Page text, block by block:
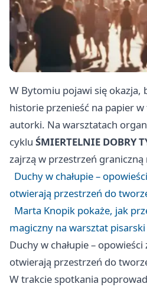
W Bytomiu pojawi się okazja,
historie przenieść na papier
autorki. Na warsztatach
cyklu ŚMIERTELNIE DOBRY
zajrzą w przestrzeń
Duchy w chałupie –
otwierają przestrzeń do
Marta Knopik pokaże, jak
magiczny na warsztat pisarski
Duchy w chałupie –
otwierają przestrzeń do
W trakcie spotkania